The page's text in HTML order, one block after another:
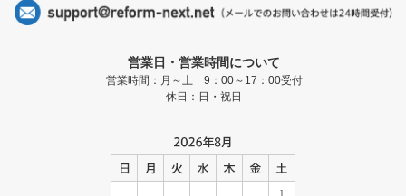
営業日・営業時間について
営業時間：月～土 9：00～17：00受付
休日：日・祝日